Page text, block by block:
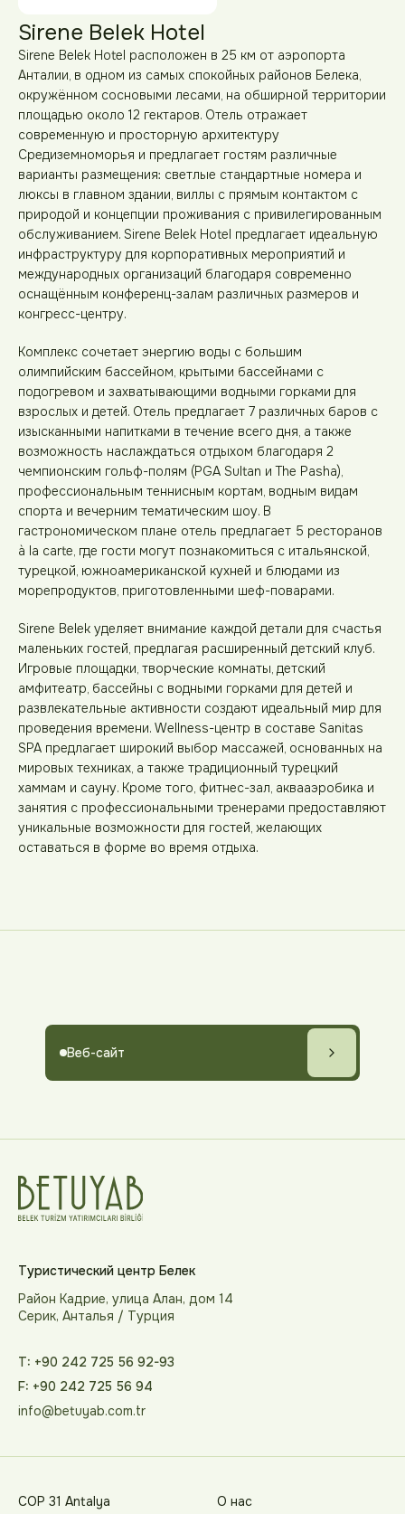
Sirene Belek Hotel
Sirene Belek Hotel расположен в 25 км от аэропорта
Анталии, в одном из самых спокойных районов Белека,
окружённом сосновыми лесами, на обширной территории
площадью около 12 гектаров. Отель отражает
современную и просторную архитектуру
Средиземноморья и предлагает гостям различные
варианты размещения: светлые стандартные номера и
люксы в главном здании, виллы с прямым контактом с
природой и концепции проживания с привилегированным
обслуживанием. Sirene Belek Hotel предлагает идеальную
инфраструктуру для корпоративных мероприятий и
международных организаций благодаря современно
оснащённым конференц-залам различных размеров и
конгресс-центру.
Комплекс сочетает энергию воды с большим
олимпийским бассейном, крытыми бассейнами с
подогревом и захватывающими водными горками для
взрослых и детей. Отель предлагает 7 различных баров с
изысканными напитками в течение всего дня, а также
возможность наслаждаться отдыхом благодаря 2
чемпионским гольф-полям (PGA Sultan и The Pasha),
профессиональным теннисным кортам, водным видам
спорта и вечерним тематическим шоу. В
гастрономическом плане отель предлагает 5 ресторанов
à la carte, где гости могут познакомиться с итальянской,
турецкой, южноамериканской кухней и блюдами из
морепродуктов, приготовленными шеф-поварами.
Sirene Belek уделяет внимание каждой детали для счастья
маленьких гостей, предлагая расширенный детский клуб.
Игровые площадки, творческие комнаты, детский
амфитеатр, бассейны с водными горками для детей и
развлекательные активности создают идеальный мир для
проведения времени. Wellness-центр в составе Sanitas
SPA предлагает широкий выбор массажей, основанных на
мировых техниках, а также традиционный турецкий
хаммам и сауну. Кроме того, фитнес-зал, аквааэробика и
занятия с профессиональными тренерами предоставляют
уникальные возможности для гостей, желающих
оставаться в форме во время отдыха.
Веб-сайт
Туристический центр Белек
Район Кадрие, улица Алан, дом 14
Серик, Анталья / Турция
T: +90 242 725 56 92-93
F: +90 242 725 56 94
info@betuyab.com.tr
COP 31 Antalya О нас